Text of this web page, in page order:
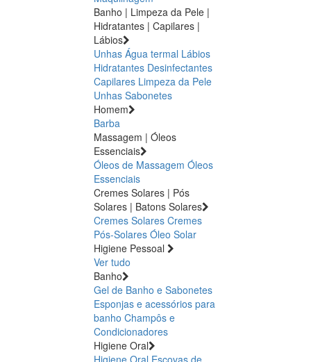
Banho | Limpeza da Pele |
Hidratantes | Capilares |
Lábios
Unhas Água termal Lábios
Hidratantes Desinfectantes
Capilares Limpeza da Pele
Unhas Sabonetes
Homem
Barba
Massagem | Óleos
Essenciais
Óleos de Massagem Óleos
Essenciais
Cremes Solares | Pós
Solares | Batons Solares
Cremes Solares Cremes
Pós-Solares Óleo Solar
Higiene Pessoal
Ver tudo
Banho
Gel de Banho e Sabonetes
Esponjas e acessórios para
banho Champôs e
Condicionadores
Higiene Oral
Higiene Oral Escovas de